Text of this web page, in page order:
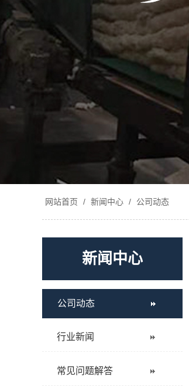
网站首页 / 新闻中心 / 公司动态
新闻中心
公司动态
行业新闻
常见问题解答